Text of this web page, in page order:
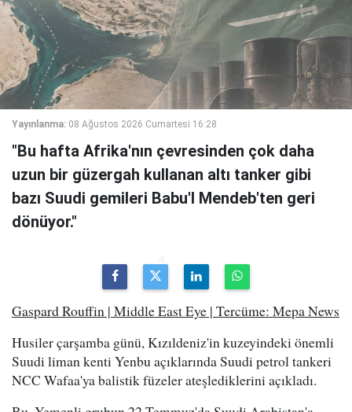
Yayınlanma: 08 Ağustos 2026 Cumartesi 16:28
"Bu hafta Afrika'nın çevresinden çok daha
uzun bir güzergah kullanan altı tanker gibi
bazı Suudi gemileri Babu'l Mendeb'ten geri
dönüyor."
Gaspard Rouffin | Middle East Eye | Tercüme: Mepa News
Husiler çarşamba günü, Kızıldeniz'in kuzeyindeki önemli
Suudi liman kenti Yenbu açıklarında Suudi petrol tankeri
NCC Wafaa'ya balistik füzeler ateşlediklerini açıkladı.